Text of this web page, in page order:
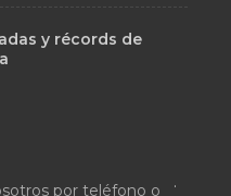
y récords de
por teléfono o
.